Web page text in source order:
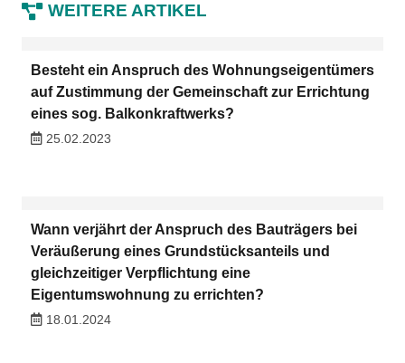
WEITERE ARTIKEL
Besteht ein Anspruch des Wohnungseigentümers
auf Zustimmung der Gemeinschaft zur Errichtung
eines sog. Balkonkraftwerks?
25.02.2023
Wann verjährt der Anspruch des Bauträgers bei
Veräußerung eines Grundstücksanteils und
gleichzeitiger Verpflichtung eine
Eigentumswohnung zu errichten?
18.01.2024